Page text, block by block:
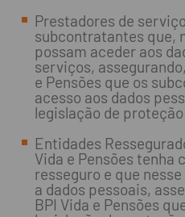
Prestadores de
subcontratantes que,
possam aceder aos
serviços,
e Pensões que os
acesso aos dados
legislação de
Entidades
Vida e Pensões tenha
resseguro e que
a dados pessoais,
BPI Vida e Pensões